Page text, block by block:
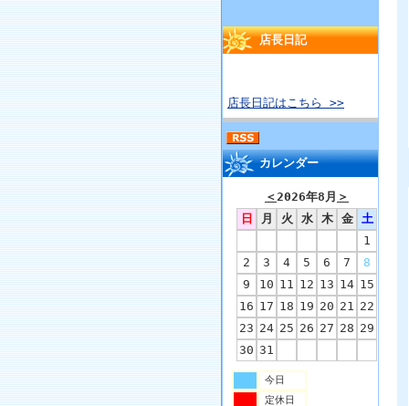
店長日記
店長日記はこちら >>
カレンダー
＜ 2026年8月 ＞
日
月 火 水 木 金
土
1
2
3 4 5 6 7
8
9
10 11 12 13 14 15
16 17 18 19 20 21
22
23 24 25 26 27 28 29
30 31
今日
定休日